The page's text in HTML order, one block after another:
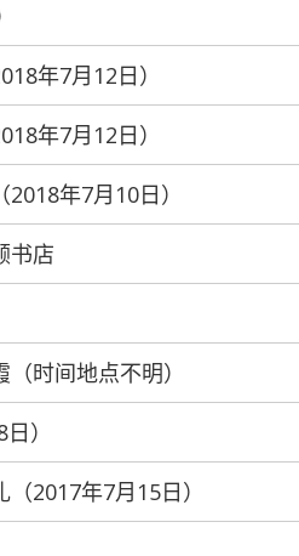
年7月12日）
年7月12日）
年7月10日）
书店
时间地点不明）
）
2017年7月15日）